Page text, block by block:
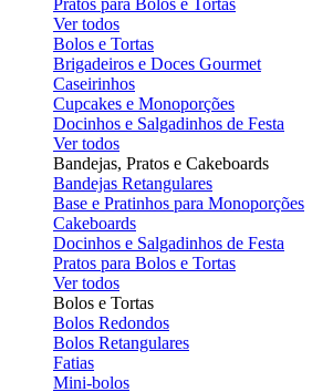
Pratos para Bolos e Tortas
Ver todos
Bolos e Tortas
Brigadeiros e Doces Gourmet
Caseirinhos
Cupcakes e Monoporções
Docinhos e Salgadinhos de Festa
Ver todos
Bandejas, Pratos e Cakeboards
Bandejas Retangulares
Base e Pratinhos para Monoporções
Cakeboards
Docinhos e Salgadinhos de Festa
Pratos para Bolos e Tortas
Ver todos
Bolos e Tortas
Bolos Redondos
Bolos Retangulares
Fatias
Mini-bolos